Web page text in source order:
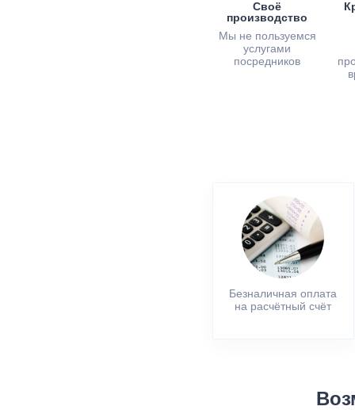
Своё
производство
Мы не пользуемся
услугами
посредников
Безналичная оплата
на расчётный счёт